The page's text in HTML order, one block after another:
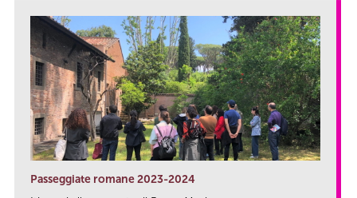
Passeggiate romane 2023-2024